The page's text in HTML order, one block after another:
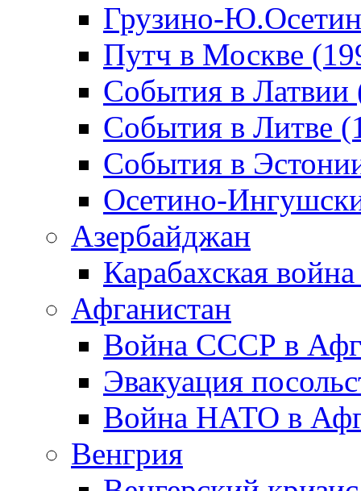
Грузино-
Путч в Москве
События в Латвии
События в Литве
События в
Осетино-
Азербайджан
Карабахская
Афганистан
Война СССР в
Эвакуация
Война НАТО в
Венгрия